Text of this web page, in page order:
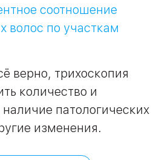
12
16
Пражская
Академика
соотношение
волос по участкам
верно, трихоскопия
количество и
патологических
изменения.